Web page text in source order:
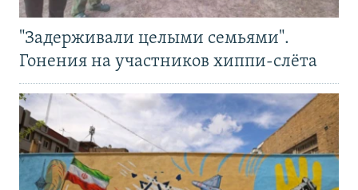
"Задерживали целыми семьями".
Гонения на участников хиппи-слёта